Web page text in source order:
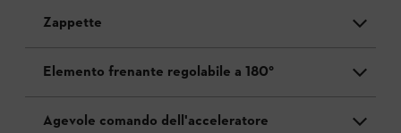
Zappette
Elemento frenante regolabile a 180°
Agevole comando dell'acceleratore